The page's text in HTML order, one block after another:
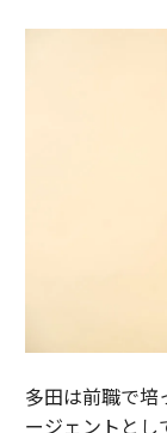
多田は前職で
ージェントと